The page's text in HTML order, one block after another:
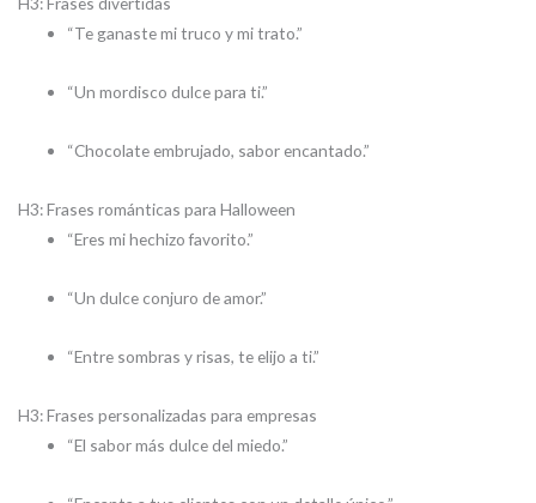
“Te ganaste mi truco y mi trato.”
“Un mordisco dulce para ti.”
“Chocolate embrujado, sabor encantado.”
H3: Frases románticas para Halloween
“Eres mi hechizo favorito.”
“Un dulce conjuro de amor.”
“Entre sombras y risas, te elijo a ti.”
H3: Frases personalizadas para empresas
“El sabor más dulce del miedo.”